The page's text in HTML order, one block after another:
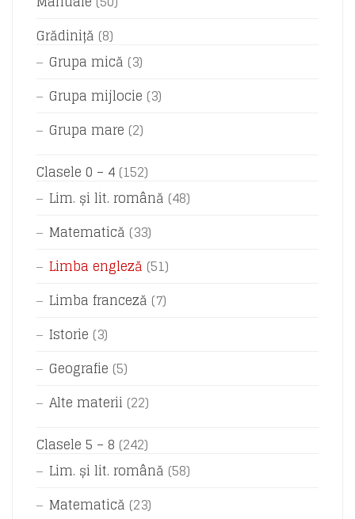
Grădiniță (8)
Grupa mică (3)
Grupa mijlocie (3)
Grupa mare (2)
Clasele 0 – 4 (152)
Lim. și lit. română (48)
Matematică (33)
Limba engleză (51)
Limba franceză (7)
Istorie (3)
Geografie (5)
Alte materii (22)
Clasele 5 – 8 (242)
Lim. și lit. română (58)
Matematică (23)